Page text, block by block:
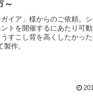
～
イア」様からのご依頼。
トを開催するにあたり可
すこし背を高くしたかっ
作。